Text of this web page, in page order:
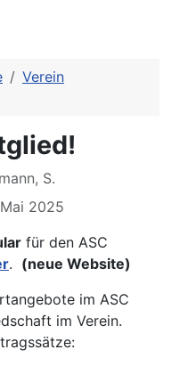
Verein
S.
2025
für den ASC
. (neue Website)
im ASC
im Verein.